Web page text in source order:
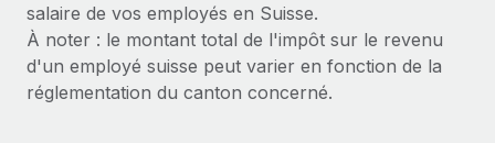
Demandez aux experts
Recevez des conseils d’experts sur les RH à
l’international et la conformité
Explorez avec nous vos opportunités de partenariat
Remote Build
Bientôt disponible
Conseil en intégrations et automatisations assistées par
Données sur les salaires et les talents
Centre de ressources
salaire de vos employés en Suisse.
À noter : le montant total de l'impôt sur le revenu
d'un employé suisse peut varier en fonction de la
réglementation du canton concerné.